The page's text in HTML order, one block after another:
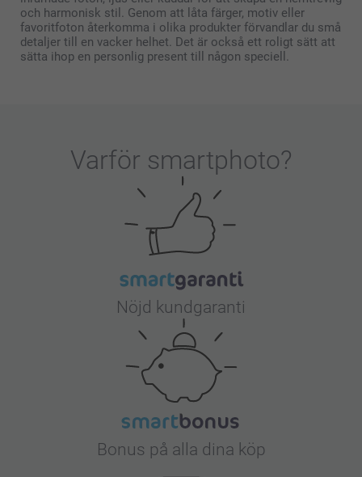
och harmonisk stil. Genom att låta färger, motiv eller
favoritfoton återkomma i olika produkter förvandlar du små
detaljer till en vacker helhet. Det är också ett roligt sätt att
sätta ihop en personlig present till någon speciell.
Varför smartphoto?
Nöjd kundgaranti
Bonus på alla dina köp